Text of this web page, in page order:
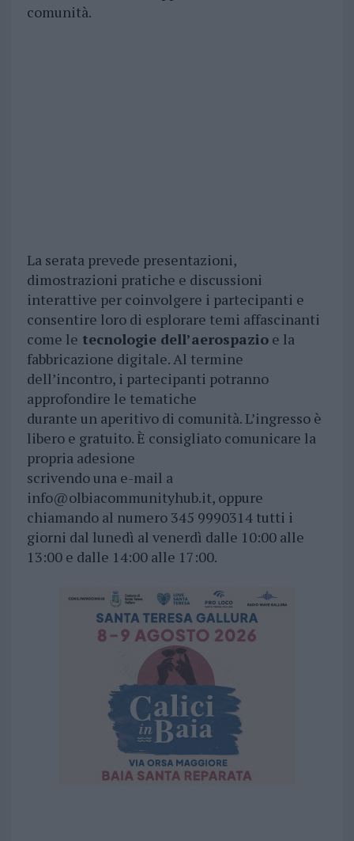
comunità.
La serata prevede presentazioni,
dimostrazioni pratiche e discussioni
interattive per coinvolgere i partecipanti e
consentire loro di esplorare temi affascinanti
come le tecnologie dell’aerospazioe la
fabbricazione digitale. Al termine
dell’incontro, i partecipanti potranno
approfondire le tematiche
durante un aperitivo di comunità. L’ingresso è
libero e gratuito. È consigliato comunicare la
propria adesione
scrivendo una e-mail a
info@olbiacommunityhub.it, oppure
chiamando al numero 345 9990314 tutti i
giorni dal lunedì al venerdì dalle 10:00 alle
13:00 e dalle 14:00 alle 17:00.